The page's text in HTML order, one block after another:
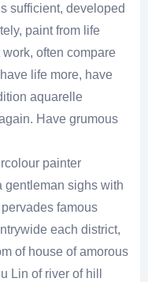
sufficient, developed
paint from life
often compare
life more, have
aquarelle
Have grumous
painter
gentleman sighs with
famous
each district,
of house of amorous
Lin of river of hill